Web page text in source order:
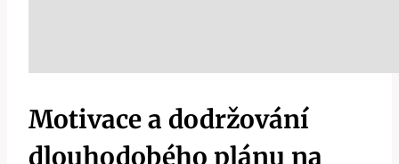
Motivace a dodržování‌
dlouhodobého plánu na